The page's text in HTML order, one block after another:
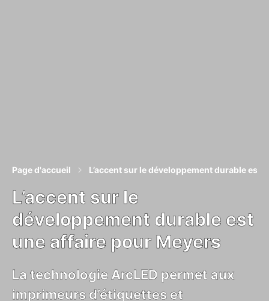
Page d'accueil L’accent sur le développement durable est
L’accent sur le
développement durable est
une affaire pour Meyers
La technologie ArcLED permet aux
imprimeurs d’étiquettes et